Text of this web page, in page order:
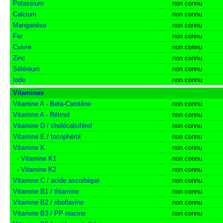
Potassium
non connu
Calcium
non connu
Manganèse
non connu
Fer
non connu
Cuivre
non connu
Zinc
non connu
Sélénium
non connu
Iode
non connu
Vitamines
Vitamine A - Beta-Carotène
non connu
Vitamine A - Rétinol
non connu
Vitamine D / cholécalciférol
non connu
Vitamine E / tocophérol
non connu
Vitamine K
non connu
- Vitamine K1
non connu
- Vitamine K2
non connu
Vitamine C / acide ascorbique
non connu
Vitamine B1 / thiamine
non connu
Vitamine B2 / riboflavine
non connu
Vitamine B3 / PP niacine
non connu